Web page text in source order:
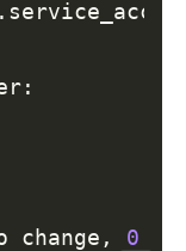
change, 0